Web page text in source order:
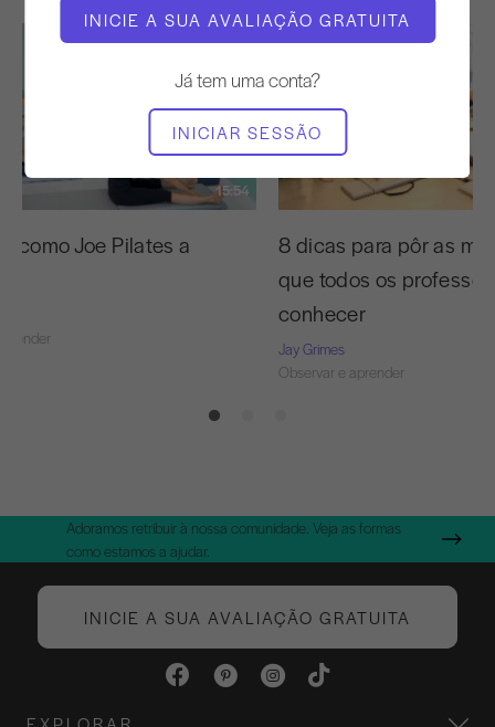
INICIE A SUA AVALIAÇÃO GRATUITA
Já tem uma conta?
INICIAR SESSÃO
15:54
como Joe Pilates a
8 dicas para pôr as
que todos os
conhecer
Jay Grimes
Observar e aprender
Adoramos retribuir à nossa comunidade. Veja as formas
como estamos a ajudar.
INICIE A SUA AVALIAÇÃO GRATUITA